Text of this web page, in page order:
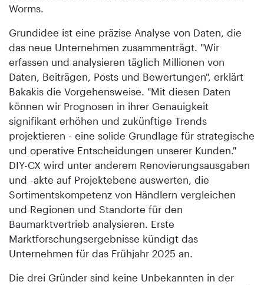
Worms.
Grundidee ist eine präzise Analyse von Daten, die
das neue Unternehmen zusammenträgt. "Wir
erfassen und analysieren täglich Millionen von
Daten, Beiträgen, Posts und Bewertungen", erklärt
Bakakis die Vorgehensweise. "Mit diesen Daten
können wir Prognosen in ihrer Genauigkeit
signifikant erhöhen und zukünftige Trends
projektieren - eine solide Grundlage für strategische
und operative Entscheidungen unserer Kunden."
DIY-CX wird unter anderem Renovierungsausgaben
und -akte auf Projektebene auswerten, die
Sortimentskompetenz von Händlern vergleichen
und Regionen und Standorte für den
Baumarktvertrieb analysieren. Erste
Marktforschungsergebnisse kündigt das
Unternehmen für das Frühjahr 2025 an.
Die drei Gründer sind keine Unbekannten in der